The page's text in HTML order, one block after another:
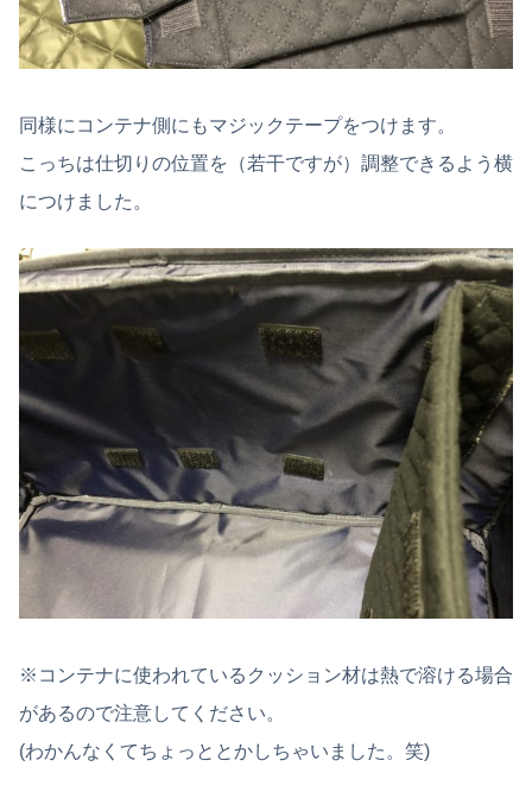
同様にコンテナ側にもマジックテープをつけます。
こっちは仕切りの位置を（若干ですが）調整できるよう横
につけました。
※コンテナに使われているクッション材は熱で溶ける場合
があるので注意してください。
(わかんなくてちょっととかしちゃいました。笑)